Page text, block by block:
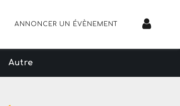
ANNONCER UN ÉVÈNEMENT
Autre